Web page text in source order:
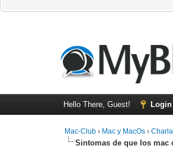
Hello There, Guest! Login
Mac-Club › Mac y MacOs ›
Sintomas de que los mac